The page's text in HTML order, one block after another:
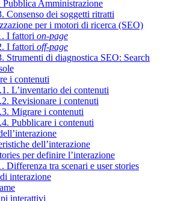
Pubblica Amministrazione
Consenso dei soggetti ritratti
per i motori di ricerca (SEO)
I fattori on-page
I fattori off-page
Strumenti di diagnostica SEO: Search
i contenuti
L’inventario dei contenuti
Revisionare i contenuti
Migrare i contenuti
Pubblicare i contenuti
dell’interazione
per definire l’interazione
Differenza tra scenari e user stories
interazione
interattivi